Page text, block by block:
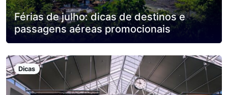
Férias de julho: dicas de destinos e
passagens aéreas promocionais
Dicas